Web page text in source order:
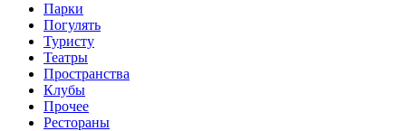
Парки
Погулять
Туристу
Театры
Пространства
Клубы
Прочее
Рестораны